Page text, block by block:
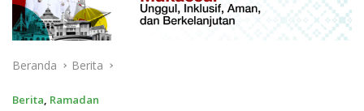
Beranda Berita
Berita, Ramadan